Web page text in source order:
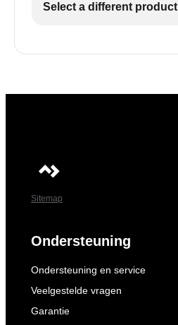
Select a different product
Sitemap
Ondersteuning
Ondersteuning en service
Veelgestelde vragen
Garantie